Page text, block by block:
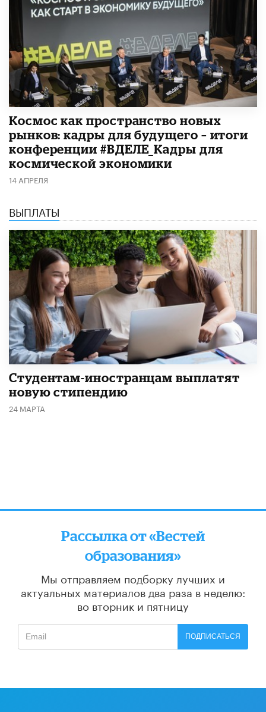
Космос как пространство новых
рынков: кадры для будущего – итоги
конференции #ВДЕЛЕ_Кадры для
космической экономики
14 АПРЕЛЯ
ВЫПЛАТЫ
Студентам-иностранцам выплатят
новую стипендию
24 МАРТА
Рассылка от «Вестей
образования»
Мы отправляем подборку лучших и
актуальных материалов два раза в неделю:
во вторник и пятницу
ПОДПИСАТЬСЯ